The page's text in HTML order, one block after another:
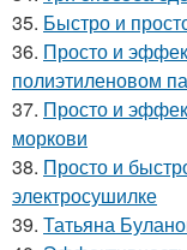
35. Быстро и
36. Просто и
полиэтиленовом
37. Просто и
моркови
38. Просто и
электросушилке
39. Татьяна